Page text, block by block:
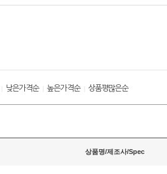
낮은가격순| 높은가격순| 상품평많은순
상품명/제조사/Spec